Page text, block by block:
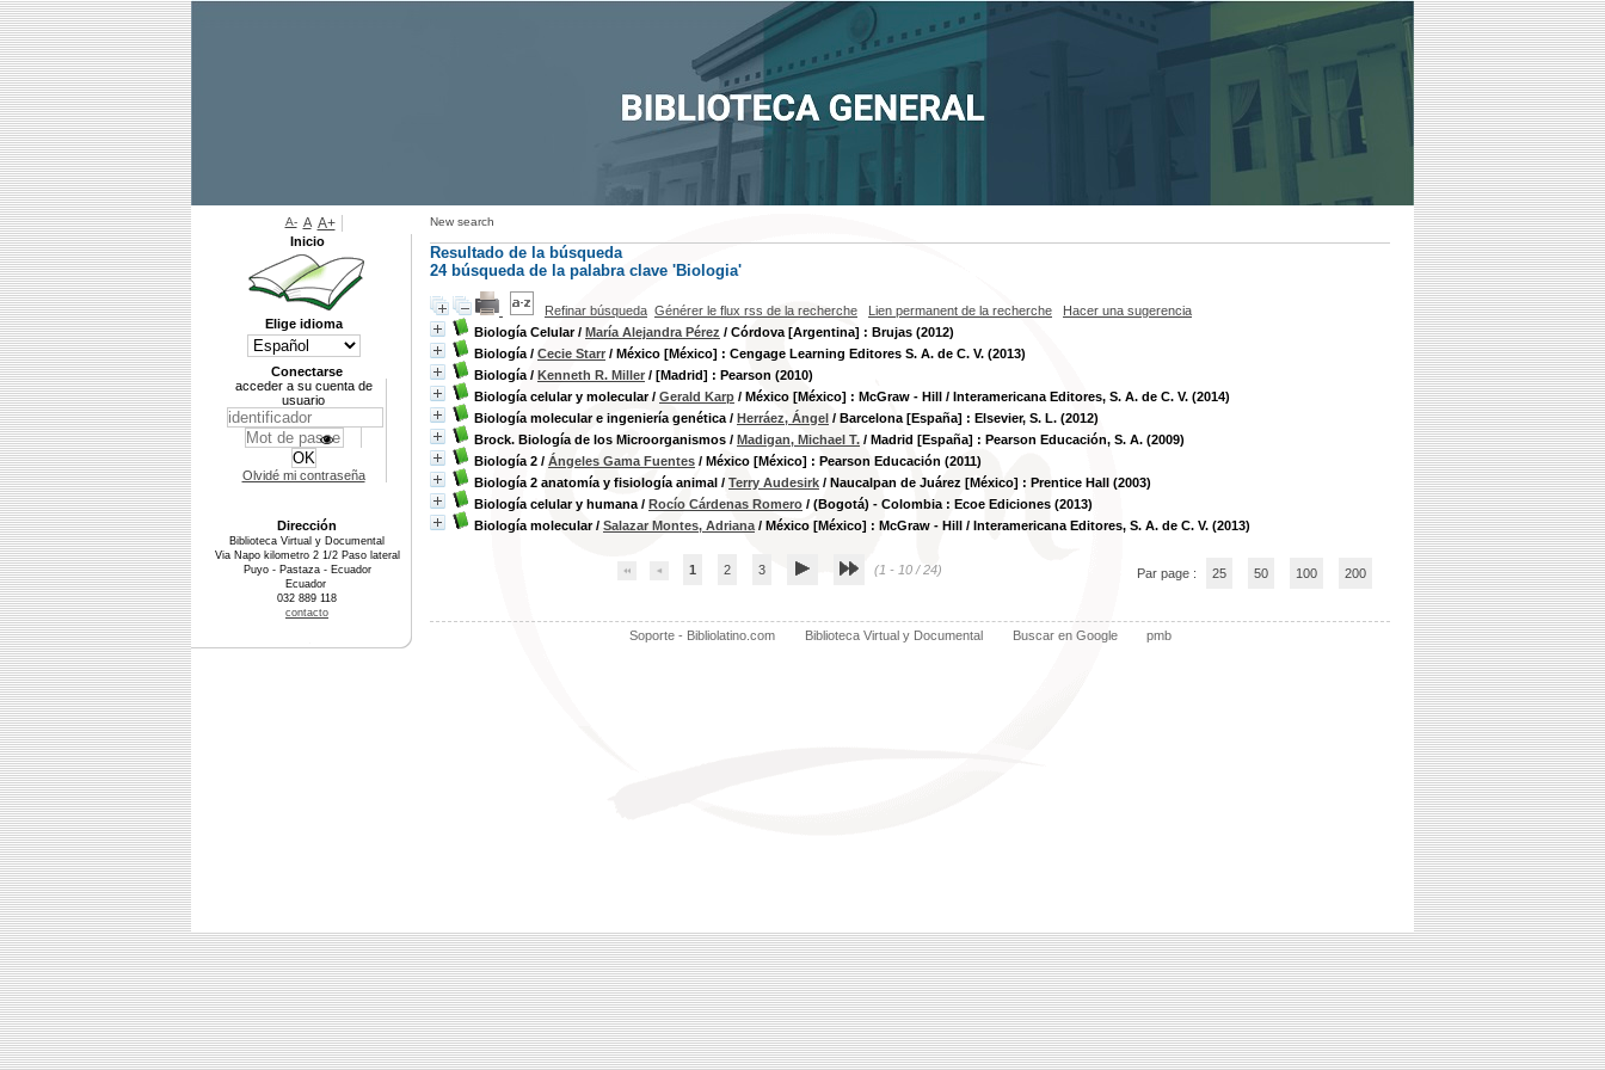
New search
Resultado de la búsqueda
24búsqueda de la palabra clave 'Biologia'
Refinar búsqueda Générer le flux rss de la recherche Lien permanent de la recherche
Hacer una sugerencia
Biología Celular/ María Alejandra Pérez / Córdova [Argentina] : Brujas (2012)
Biología / Cecie Starr / México [México] : Cengage Learning Editores S. A. de C. V. (2013)
Biología / Kenneth R. Miller / [Madrid] : Pearson (2010)
Biología celular y molecular/ Gerald Karp / México [México] : McGraw - Hill / Interamericana Editores, S. A. de C. V. (2014)
Biología molecular e ingeniería genética / Herráez, Ángel / Barcelona [España] : Elsevier, S. L. (2012)
Brock. Biología de los Microorganismos / Madigan, Michael T. / Madrid [España] : Pearson Educación, S. A. (2009)
Biología 2 / Ángeles Gama Fuentes / México [México] : Pearson Educación (2011)
Biología 2 anatomía y fisiología animal / Terry Audesirk / Naucalpan de Juárez [México] : Prentice Hall (2003)
Biología celular y humana / Rocío Cárdenas Romero / (Bogotá) - Colombia : Ecoe Ediciones (2013)
Biología molecular/ Salazar Montes, Adriana / México [México] : McGraw - Hill / Interamericana Editores, S. A. de C. V. (2013)
1 2 3 (1 - 10 / 24) Par page : 25 50 100 200
Soporte - Bibliolatino.com Biblioteca Virtual y Documental Buscar en Google pmb
A- A A+
Inicio
Elige idioma
Conectarse
acceder a su cuenta de
usuario
Olvidé mi contraseña
Dirección
Biblioteca Virtual y Documental
Via Napo kilometro 2 1/2 Paso lateral
Puyo - Pastaza - Ecuador
Ecuador
032 889 118
contacto